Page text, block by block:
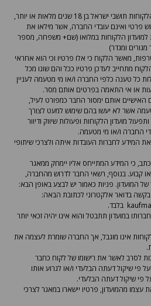
4. זכאים להימנות על חברי מועדון הלקוחות תושבי ישראל בן 18 שנים מלאות או יותר,
פרטי ואינם עובדי החברה, אשר מילאו את
הלקוחות במלואו (שם+ משפחה, מספר
ומגדר)
מאשר הלקוח כי אלו פרטיו וכי הוא אחראי
מתחייב לעדכן פרטיו ככל והם שונו מכל
כל טענה כלפי החברה ו/או מי מטעמה לעניין
או אי התאמה בפרטים אותם מסר.
האישיים אותם ימסור החבר כמפורט לעיל,
אשר לא יעשו בהם שימוש למעט לצורך
מועדון הלקוחות ופעולות שיווק ודיוור
החברה ו/או מי מטעמה.
המידע לחברות העובדות איתה ולצרכי שיתופי
כי המידע המתייחס אליו יימחק ממאגר
קבוע. בנוסף, רשאי החבר לדרוש מהחברה,
המועדון. פניות כאמור יש לבצע באופן הבא:
בדואר אלקטרוני לכתובת הבאה:
בלבד.
במועדון תתבטל והוא אינו יהיה זכאי יותר
אינו מוגבל, אך החברה שומרת לעצמה את
לסרב לאשר את רישומו של לקוח כחבר
פי שיקול דעתה הבלעדי ו/או לגרוע אותו
פי שיקול דעתה הבלעדי.
עצמו מהמועדון, פרטיו יישארו במאגר לצרכי